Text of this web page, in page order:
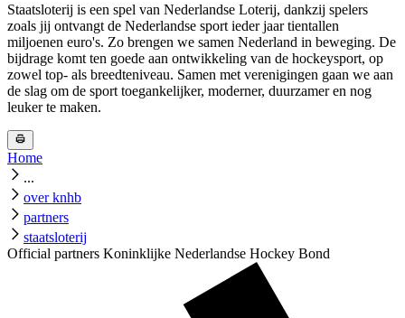
Staatsloterij is een spel van Nederlandse Loterij, dankzij spelers
zoals jij ontvangt de Nederlandse sport ieder jaar tientallen
miljoenen euro's. Zo brengen we samen Nederland in beweging. De
bijdrage komt ten goede aan ontwikkeling van de hockeysport, op
zowel top- als breedteniveau. Samen met verenigingen gaan we aan
de slag om de sport toegankelijker, moderner, duurzamer en nog
leuker te maken.
Home
...
over knhb
partners
staatsloterij
Official partners Koninklijke Nederlandse Hockey Bond